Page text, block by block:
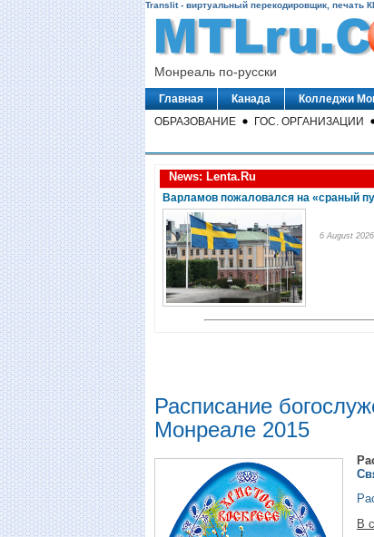
Translit - виртуальный перекодировщик, печать
Монреаль по-русски
Главная Канада Колледжи
ОБРАЗОВАНИЕ
ГОС. ОРГАНИЗАЦИИ
News: Lenta.Ru
Варламов пожаловался на «сраный
6 August
Расписание
Монреале 2015
B